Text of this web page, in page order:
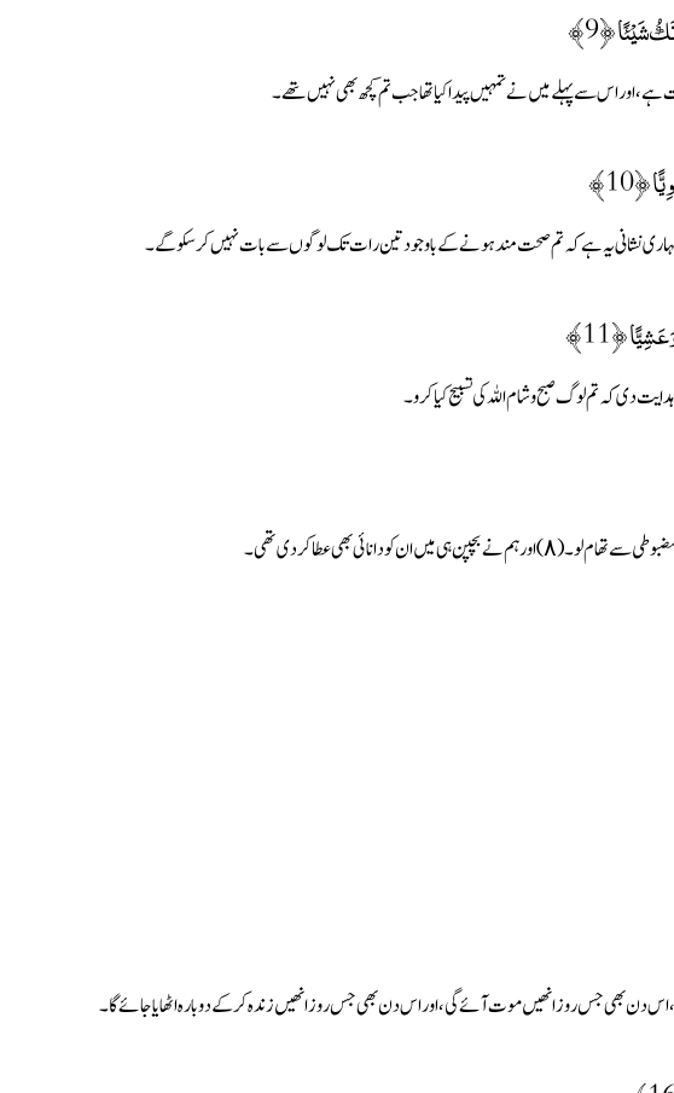
﴿9﴾
ہے، اور اس سے پہلے میں نے تمہیں پیدا کیا تھا جب تم کچھ بھی نہیں تھے۔
: تمہاری نشانی یہ ہے کہ تم صحت مند ہونے کے باوجود تین رات تک لوگوں سے بات نہیں کرسکو گے۔
﴿11﴾
دی کہ تم لوگ صبح و شام اللہ کی تسبیح کیا کرو۔
کو دانائی بھی عطا کردی تھی۔
دن بھی جس روز انھیں موت آئے گی، اور اس دن بھی جس روز انھیں زندہ کر کے دوبارہ اٹھایا جائے گا۔